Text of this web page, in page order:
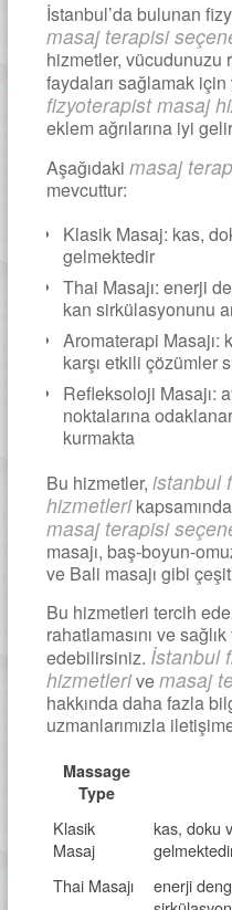
İstanbul’da bulunan
masaj terapisi
hizmetler, vücudunuzu
faydaları sağlamak için
fizyoterapist masaj
eklem ağrılarına iyi
Aşağıdaki masaj
mevcuttur:
Klasik Masaj: kas,
gelmektedir
Thai Masajı: enerji
kan sirkülasyonunu
Aromaterapi Masajı:
karşı etkili çözümler
Refleksoloji Masajı:
noktalarına
kurmakta
Bu hizmetler, istanbul
hizmetleri
masaj terapisi
masajı, baş-boyun-
ve Bali masajı gibi
Bu hizmetleri tercih
rahatlamasını ve
edebilirsiniz. İstanbul
hizmetlerivemasaj
hakkında daha fazla
uzmanlarımızla
Massage
Type
Klasik
Masaj
kas, doku
Thai Masajı
enerji